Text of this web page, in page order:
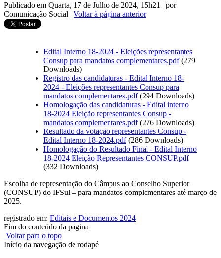
Publicado em Quarta, 17 de Julho de 2024, 15h21 | por
Comunicação Social | Voltar à página anterior
Edital Interno 18-2024 - Eleições representantes
Consup para mandatos complementares.pdf (279
Downloads)
Registro das candidaturas - Edital Interno 18-
2024 - Eleições representantes Consup para
mandatos complementares.pdf (294 Downloads)
Homologação das candidaturas - Edital interno
18-2024 Eleição representantes Consup -
mandatos complementares.pdf (276 Downloads)
Resultado da votação representantes Consup -
Edital Interno 18-2024.pdf (286 Downloads)
Homologação do Resultado Final - Edital Interno
18-2024 Eleição Representantes CONSUP.pdf
(332 Downloads)
Escolha de representação do Câmpus ao Conselho Superior
(CONSUP) do IFSul – para mandatos complementares até março de
2025.
registrado em: Editais e Documentos 2024
Fim do conteúdo da página
Voltar para o topo
Início da navegação de rodapé